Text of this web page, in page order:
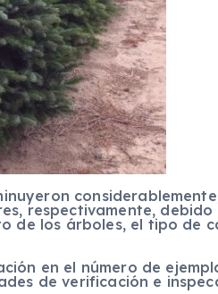
respectivamente, debido
de los árboles, el tipo de
en el número de
de verificación e